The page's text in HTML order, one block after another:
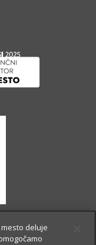
deluje